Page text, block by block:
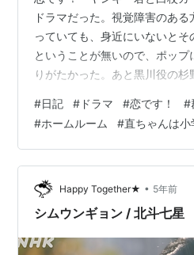
ドラマだった。視覚障害のあ
っていても、身近にいないとそ
ということが無いので、ポッ
りがたかった。あと黒川役の杉
言わずもがなだけれども、こん
にピュアに演じられるのがすご
り悪役をやっていたのも良か
辺桃子さんも、とにかくみん
領域 色々考えさせられるドラマ
全然投げ出したくなっても、顔
#日記 # ドラマ #恋です！ #
#ホームルーム #直ちゃんは小
Happy Together★ • 5年前
シムウンギョン / 北斗七星